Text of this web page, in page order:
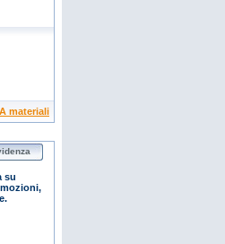
materiali
su